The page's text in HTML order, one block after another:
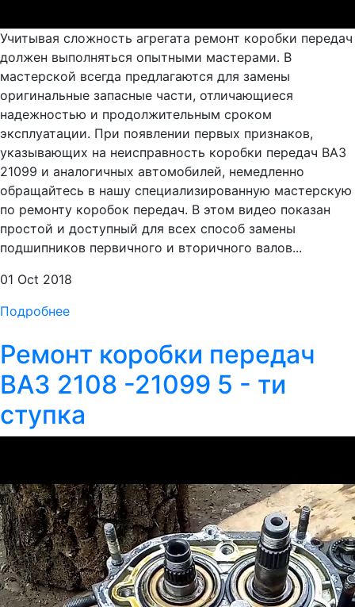
Учитывая сложность агрегата ремонт коробки передач
должен выполняться опытными мастерами. В
мастерской всегда предлагаются для замены
оригинальные запасные части, отличающиеся
надежностью и продолжительным сроком
эксплуатации. При появлении первых признаков,
указывающих на неисправность коробки передач ВАЗ
21099 и аналогичных автомобилей, немедленно
обращайтесь в нашу специализированную мастерскую
по ремонту коробок передач. В этом видео показан
простой и доступный для всех способ замены
подшипников первичного и вторичного валов...
01 Oct 2018
Подробнее
Ремонт коробки передач
ВАЗ 2108 -21099 5 - ти
ступка